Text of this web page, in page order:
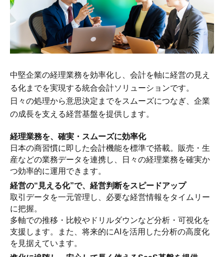
中堅企業の経理業務を効率化し、会計を軸に経営の見え
る化までを実現する統合会計ソリューションです。
日々の処理から意思決定までをスムーズにつなぎ、企業
の成長を支える経営基盤を提供します。
経理業務を、確実・スムーズに効率化
日本の商習慣に即した会計機能を標準で搭載。販売・生
産などの業務データを連携し、日々の経理業務を確実か
つ効率的に運用できます。
経営の“見える化”で、経営判断をスピードアップ
取引データを一元管理し、必要な経営情報をタイムリー
に把握。
多軸での推移・比較やドリルダウンなど分析・可視化を
支援します。また、将来的にAIを活用した分析の高度化
を見据えています。